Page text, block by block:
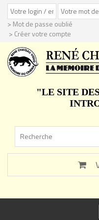
> Mot de passe oublié
> Créer votre compte
"LE SITE